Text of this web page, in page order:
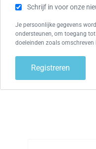
Schrijf in voor onze
Je persoonlijke gegevens
ondersteunen, om toegang
doeleinden zoals omschreven
Registreren